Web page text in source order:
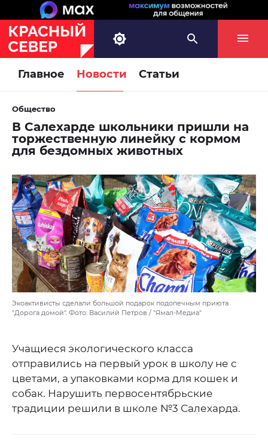
Главное Новости Статьи
Общество
В Салехарде школьники пришли на
торжественную линейку с кормом
для бездомных животных
Экоактивисты сделали большой подарок подопечным приюта
"Дорога домой". Фото: Василий Петров / "Ямал-Медиа"
Учащиеся экологического класса
отправились на первый урок в школу не с
цветами, а упаковками корма для кошек и
собак. Нарушить первосентябрьские
традиции решили в школе №3 Салехарда.